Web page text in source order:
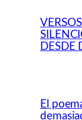
DESDE
El